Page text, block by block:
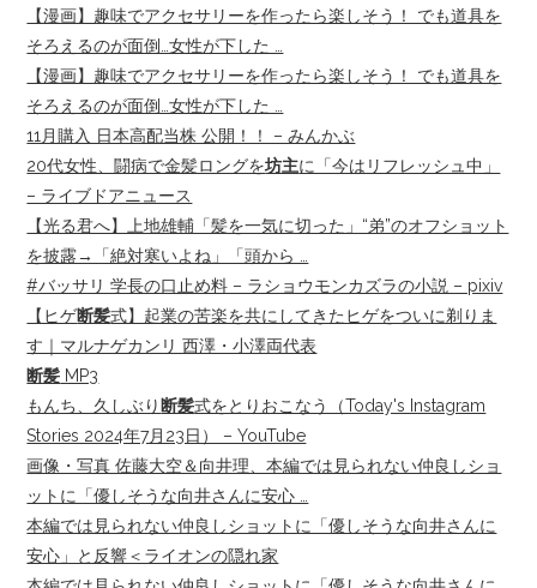
【漫画】趣味でアクセサリーを作ったら楽しそう！ でも道具を
そろえるのが面倒…女性が下した …
【漫画】趣味でアクセサリーを作ったら楽しそう！ でも道具を
そろえるのが面倒…女性が下した …
11月購入 日本高配当株 公開！！ – みんかぶ
20代女性、闘病で金髪ロングを坊主に「今はリフレッシュ中」
– ライブドアニュース
【光る君へ】上地雄輔「髪を一気に切った」“弟”のオフショット
を披露→「絶対寒いよね」「頭から …
#バッサリ 学長の口止め料 – ラショウモンカズラの小説 – pixiv
【ヒゲ断髪式】起業の苦楽を共にしてきたヒゲをついに剃りま
す｜マルナゲカンリ 西澤・小澤両代表
断髪 MP3
もんち、久しぶり 断髪式をとりおこなう（Today's Instagram
Stories 2024年7月23日） – YouTube
画像・写真 佐藤大空＆向井理、本編では見られない仲良しショ
ットに「優しそうな向井さんに安心 …
本編では見られない仲良しショットに「優しそうな向井さんに
安心」と反響＜ライオンの隠れ家